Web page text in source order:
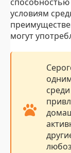
условиям
могут